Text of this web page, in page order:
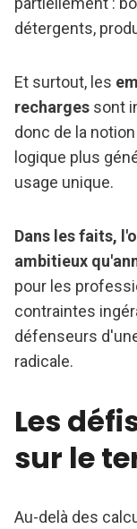
détergents,
Et surtout, les
recharges sont
donc de la
logique plus
usage unique.
Dans les faits,
ambitieux
pour les
contraintes
défenseurs
radicale.
Les
sur le
Au-delà des